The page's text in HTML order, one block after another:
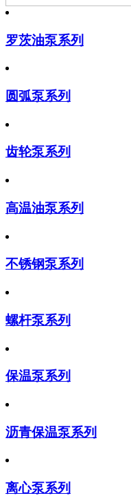
罗茨油泵系列
圆弧泵系列
齿轮泵系列
高温油泵系列
不锈钢泵系列
螺杆泵系列
保温泵系列
沥青保温泵系列
离心泵系列